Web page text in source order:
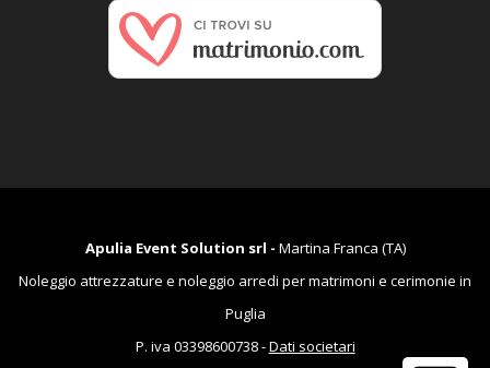
Apulia Event Solution srl - Martina Franca (TA)
Noleggio attrezzature e noleggio arredi per matrimoni e cerimonie in
Puglia
P. iva 03398600738 -Dati societari